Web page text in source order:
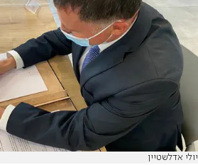
יולי אדלשטיין